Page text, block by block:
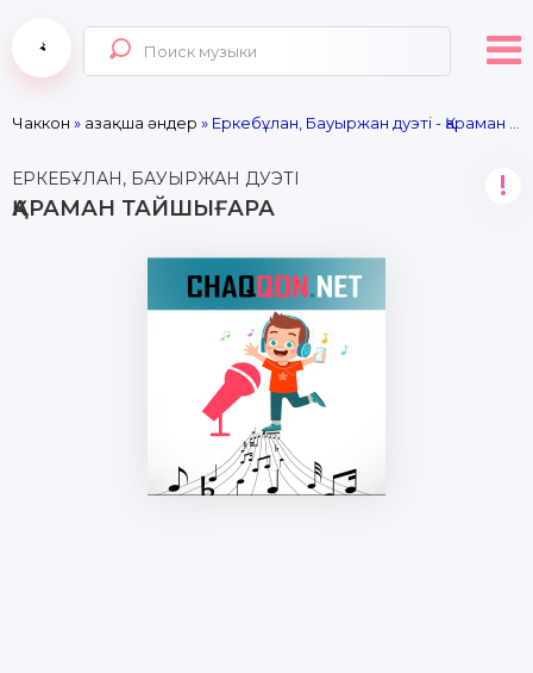
Чаккон » Қазақша әндер » Еркебұлан, Бауыржан дуэті - Қараман Тайшығара
ЕРКЕБҰЛАН, БАУЫРЖАН ДУЭТІ
ҚАРАМАН ТАЙШЫҒАРА
!